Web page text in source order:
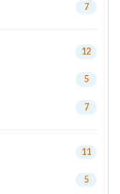
7
12
5
7
11
5